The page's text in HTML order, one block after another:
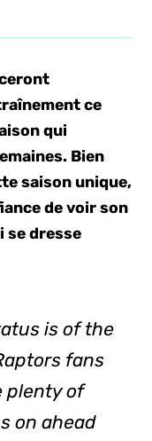
ce
qui
Bien
saison unique,
de voir son
se dresse
is of the
fans
plenty of
on ahead